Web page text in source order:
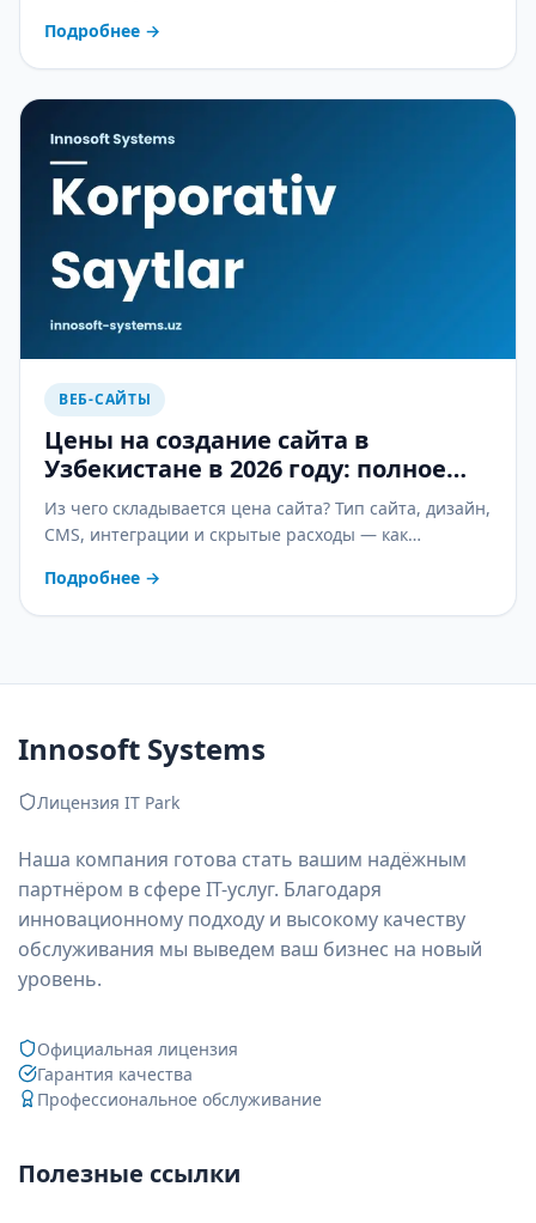
Подробнее →
ВЕБ-САЙТЫ
Цены на создание сайта в
Узбекистане в 2026 году: полное
руководство
Из чего складывается цена сайта? Тип сайта, дизайн,
CMS, интеграции и скрытые расходы — как
качества.
Подробнее →
Innosoft Systems
Лицензия IT Park
Наша компания готова стать вашим надёжным
партнёром в сфере IT-услуг. Благодаря
инновационному подходу и высокому качеству
обслуживания мы выведем ваш бизнес на новый
уровень.
Официальная лицензия
Гарантия качества
Профессиональное обслуживание
Полезные ссылки